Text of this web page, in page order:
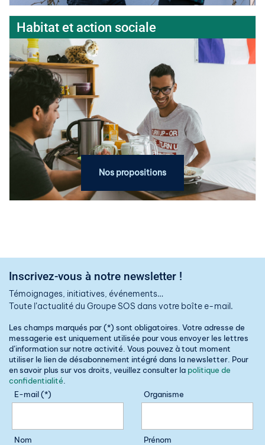
Habitat et action sociale
Nos propositions
Inscrivez-vous à notre newsletter !
Témoignages, initiatives, événements…
Toute l’actualité du Groupe SOS dans votre boîte e-mail.
Les champs marqués par (*) sont obligatoires. Votre adresse de
messagerie est uniquement utilisée pour vous envoyer les lettres
d’information sur notre activité. Vous pouvez à tout moment
utiliser le lien de désabonnement intégré dans la newsletter. Pour
en savoir plus sur vos droits, veuillez consulter la politique de
confidentialité
E-mail (*)
Organisme
Nom Prénom